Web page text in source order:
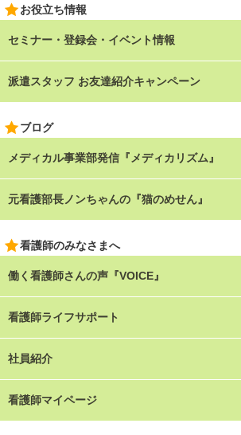
お役立ち情報
セミナー・登録会・イベント情報
派遣スタッフ お友達紹介キャンペーン
ブログ
メディカル事業部発信『メディカリズム』
元看護部長ノンちゃんの『猫のめせん』
看護師のみなさまへ
働く看護師さんの声『VOICE』
看護師ライフサポート
社員紹介
看護師マイページ